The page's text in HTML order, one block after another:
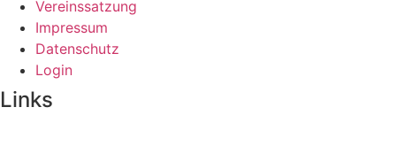
Vereinssatzung
Impressum
Datenschutz
Login
Links